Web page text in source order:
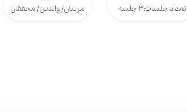
تعداد جلسات:3 جلسه مربیان/ والدین/ محققان